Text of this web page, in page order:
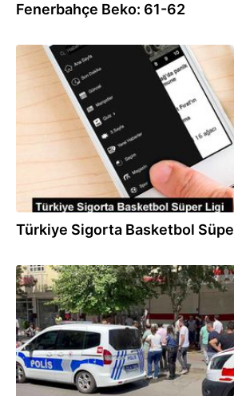
Fenerbahçe Beko: 61-62
21.01.2023
Türkiye Sigorta Basketbol
25.08.2022